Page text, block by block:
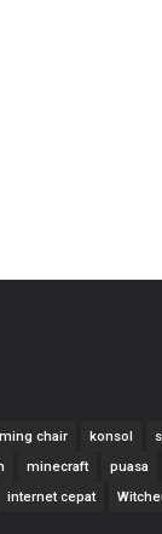
chair konsol
minecraft puasa
internet cepat